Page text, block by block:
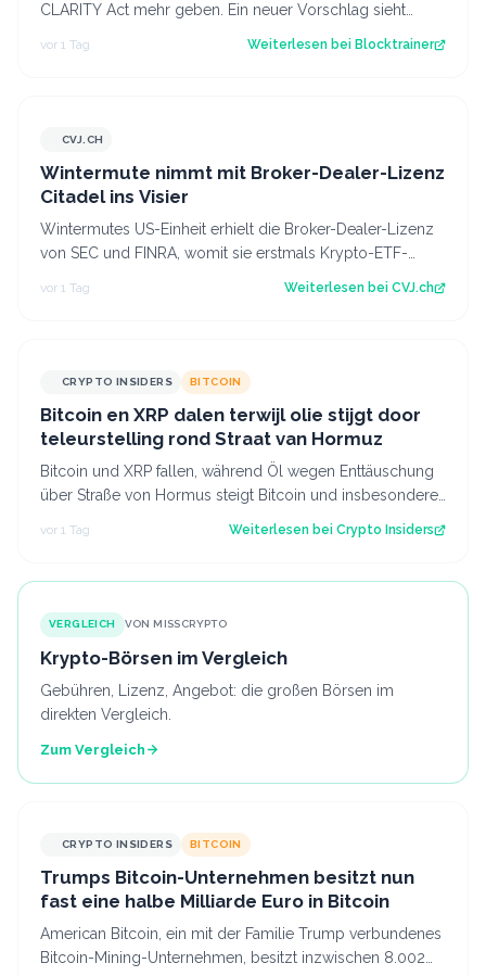
CLARITY Act mehr geben. Ein neuer Vorschlag sieht
derweil vor, dass Trump bestimmte Kry…
vor 1 Tag Weiterlesen bei Blocktrainer
CVJ.CHCVJ.CH
Wintermute nimmt mit Broker-Dealer-Lizenz
Citadel ins Visier
Wintermutes US-Einheit erhielt die Broker-Dealer-Lizenz
von SEC und FINRA, womit sie erstmals Krypto-ETF-
vor 1 Tag Weiterlesen bei CVJ.ch
CRYPTO INSIDERS BITCOIN
Bitcoin en XRP dalen terwijl olie stijgt door
teleurstelling rond Straat van Hormuz
Bitcoin und XRP fallen, während Öl wegen Enttäuschung
über Straße von Hormus steigt Bitcoin und insbesondere
Altcoins wie XRP und Solana hab…
vor 1 Tag Weiterlesen bei Crypto Insiders
VERGLEICH VON MISSCRYPTO
Krypto-Börsen im Vergleich
Gebühren, Lizenz, Angebot: die großen Börsen im
direkten Vergleich.
Zum Vergleich
CRYPTO INSIDERS BITCOIN
Trumps Bitcoin-Unternehmen besitzt nun
fast eine halbe Milliarde Euro in Bitcoin
American Bitcoin, ein mit der Familie Trump verbundenes
Bitcoin-Mining-Unternehmen, besitzt inzwischen 8.002